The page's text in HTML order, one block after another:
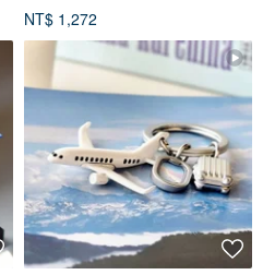
NT$ 1,272